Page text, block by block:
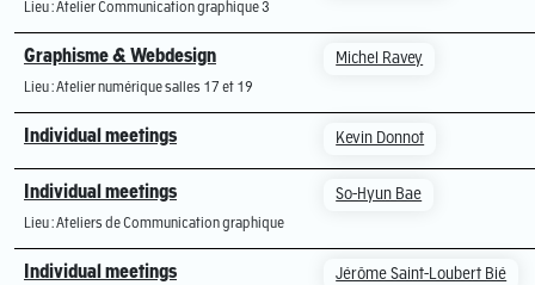
Lieu : Atelier Communication graphique 3
Graphisme & Webdesign
Lieu : Atelier numérique salles 17 et 19
Michel Ravey
Individual meetings Kevin Donnot
Individual meetings
Lieu : Ateliers de Communication graphique
So-Hyun Bae
Individual meetings Jérôme Saint-Loubert Bié